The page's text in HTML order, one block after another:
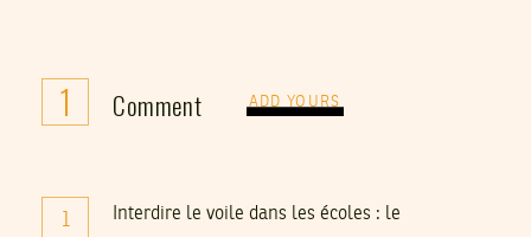
1 Comment ADD YOURS
1
Interdire le voile dans les écoles : le